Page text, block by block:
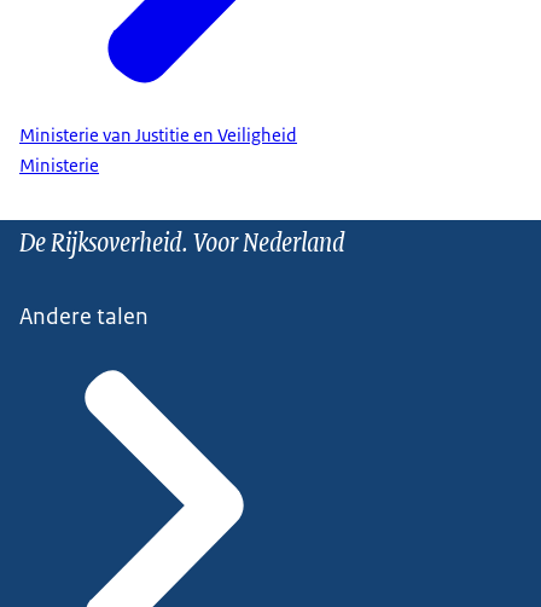
Ministerie van Justitie en Veiligheid
Ministerie
De Rijksoverheid. Voor Nederland
Andere talen